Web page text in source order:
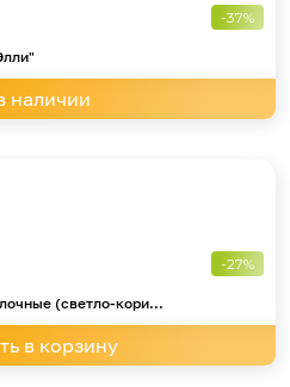
-37%
наличии
-27%
(светло-кори...
в корзину